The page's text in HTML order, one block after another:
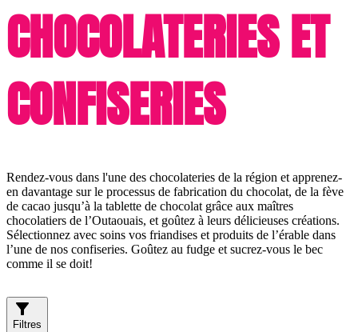
CHOCOLATERIES ET
CONFISERIES
Rendez-vous dans l'une des chocolateries de la région et apprenez-
en davantage sur le processus de fabrication du chocolat, de la fève
de cacao jusqu’à la tablette de chocolat grâce aux maîtres
chocolatiers de l’Outaouais, et goûtez à leurs délicieuses créations.
Sélectionnez avec soins vos friandises et produits de l’érable dans
l’une de nos confiseries. Goûtez au fudge et sucrez-vous le bec
comme il se doit!
Filtres